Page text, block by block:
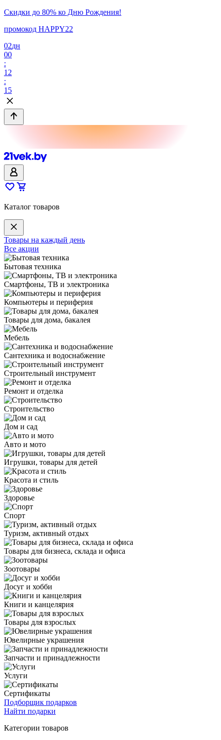
Скидки до 80% ко Дню Рождения!
промокод HAPPY22
02дн
00
:
12
:
15
Каталог товаров
Товары на каждый день
Все акции
Бытовая техника
Смартфоны, ТВ и электроника
Компьютеры и периферия
Товары для дома, бакалея
Мебель
Сантехника и водоснабжение
Строительный инструмент
Ремонт и отделка
Строительство
Дом и сад
Авто и мото
Игрушки, товары для детей
Красота и стиль
Здоровье
Спорт
Туризм, активный отдых
Товары для бизнеса, склада и офиса
Зоотовары
Досуг и хобби
Книги и канцелярия
Товары для взрослых
Ювелирные украшения
Запчасти и принадлежности
Услуги
Сертификаты
Подборщик подарков
Найти подарки
Категории товаров